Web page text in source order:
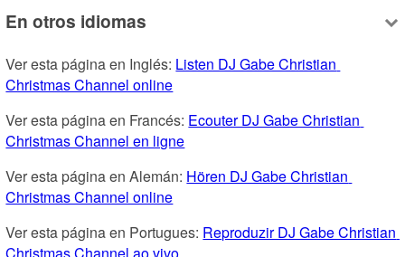
En otros idiomas
Ver esta página en Inglés: Listen DJ Gabe Christian
Christmas Channel online
Ver esta página en Francés: Ecouter DJ Gabe Christian
Christmas Channel en ligne
Ver esta página en Alemán: Hören DJ Gabe Christian
Christmas Channel online
Ver esta página en Portugues: Reproduzir DJ Gabe Christian
Christmas Channel ao vivo